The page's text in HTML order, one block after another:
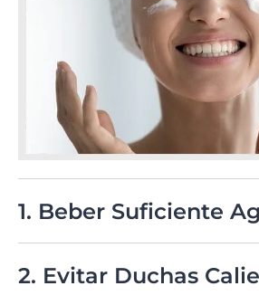
1. Beber Suficiente
piel saludable. Asegúrate de beber
durante el día.
2. Evitar Duchas Calientes